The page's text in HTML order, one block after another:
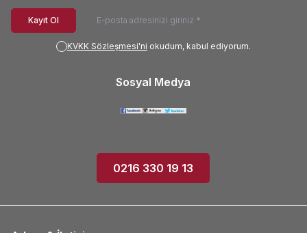
Kayıt Ol
KVKK Sözleşmesi'ni okudum, kabul ediyorum.
Sosyal Medya
0216 330 19 13